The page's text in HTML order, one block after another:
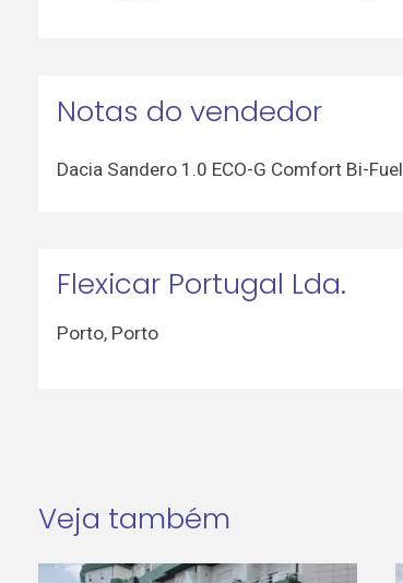
Notas do vendedor
Dacia Sandero 1.0 ECO-G Comfort Bi-Fuel
Flexicar Portugal Lda.
Porto, Porto
Veja também